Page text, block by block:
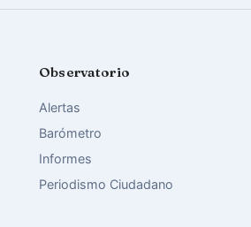
Observatorio
Alertas
Barómetro
Informes
Periodismo Ciudadano